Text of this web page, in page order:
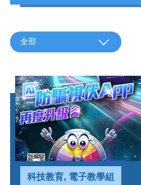
全部
科技教育, 電子教學組